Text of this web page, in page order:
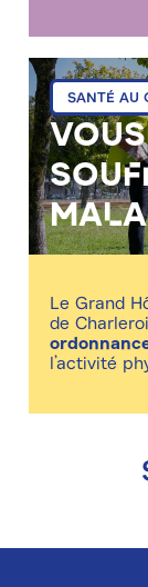
SANTÉ AU
mar 12/08/
Le Grand
de
l’activité